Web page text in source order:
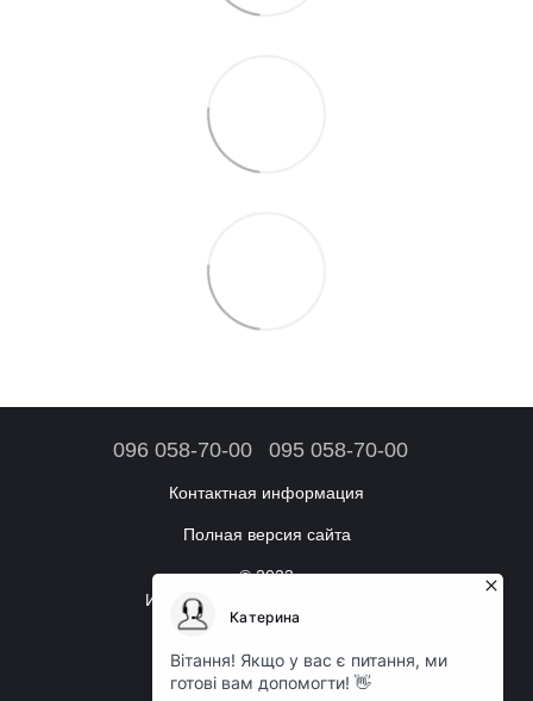
096 058-70-00 095 058-70-00
Контактная информация
Полная версия сайта
© 2023
Интернет-магазин аксессуаров
Режим работы:
Ежедневно: с 09:00 до 18:00